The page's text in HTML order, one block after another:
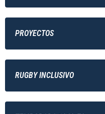
PROYECTOS
RUGBY INCLUSIVO